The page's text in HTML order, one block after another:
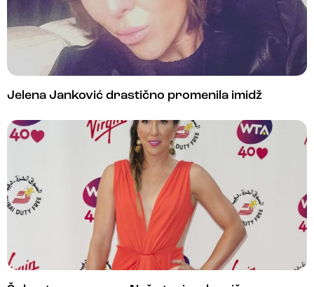
Jelena Janković drastično promenila imidž